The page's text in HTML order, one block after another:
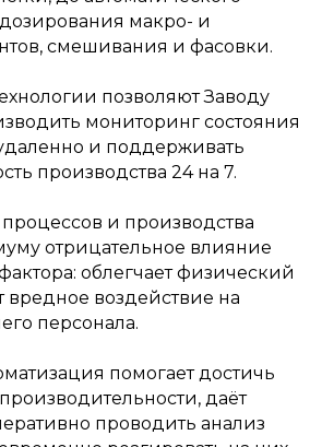
макро- и
смешивания и фасовки.
позволяют Заводу
мониторинг состояния
и поддерживать
производства 24 на 7.
и производства
отрицательное влияние
облегчает физический
вредное воздействие на
персонала.
помогает достичь
даёт
проводить анализ